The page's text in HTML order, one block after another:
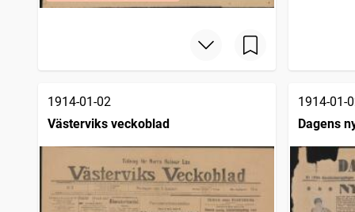
1914-01-02
Västerviks veckoblad
1914-01-
Dagens